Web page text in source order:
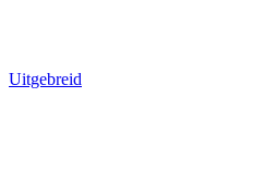
Uitgebreid